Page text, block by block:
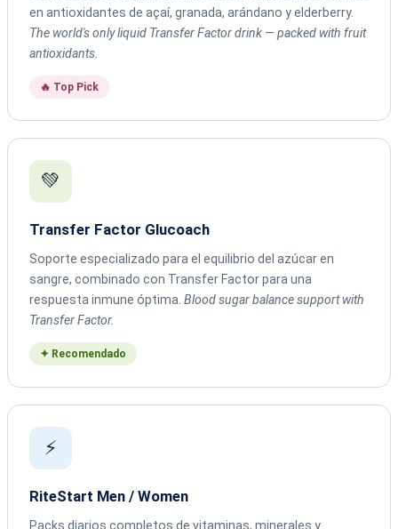
en antioxidantes de açaí, granada, arándano y elderberry.
The world's only liquid Transfer Factor drink — packed with fruit
antioxidants.
🔥 Top Pick
💚
Transfer Factor Glucoach
Soporte especializado para el equilibrio del azúcar en
sangre, combinado con Transfer Factor para una
respuesta inmune óptima. Blood sugar balance support with
Transfer Factor.
✦ Recomendado
⚡
RiteStart Men / Women
Packs diarios completos de vitaminas, minerales y